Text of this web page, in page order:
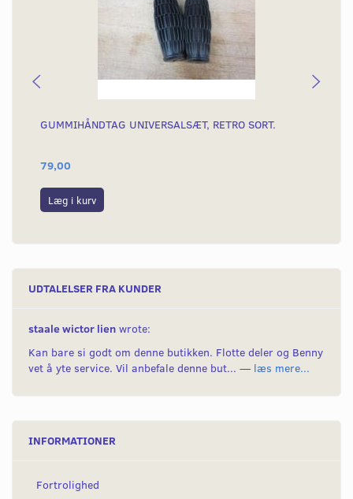
GUMMIHÅNDTAG UNIVERSALSÆT, RETRO SORT.
79,00
Læg i kurv
UDTALELSER FRA KUNDER
staale wictor lien wrote:
Kan bare si godt om denne butikken. Flotte deler og Benny
vet å yte service. Vil anbefale denne but... — læs mere...
INFORMATIONER
Fortrolighed